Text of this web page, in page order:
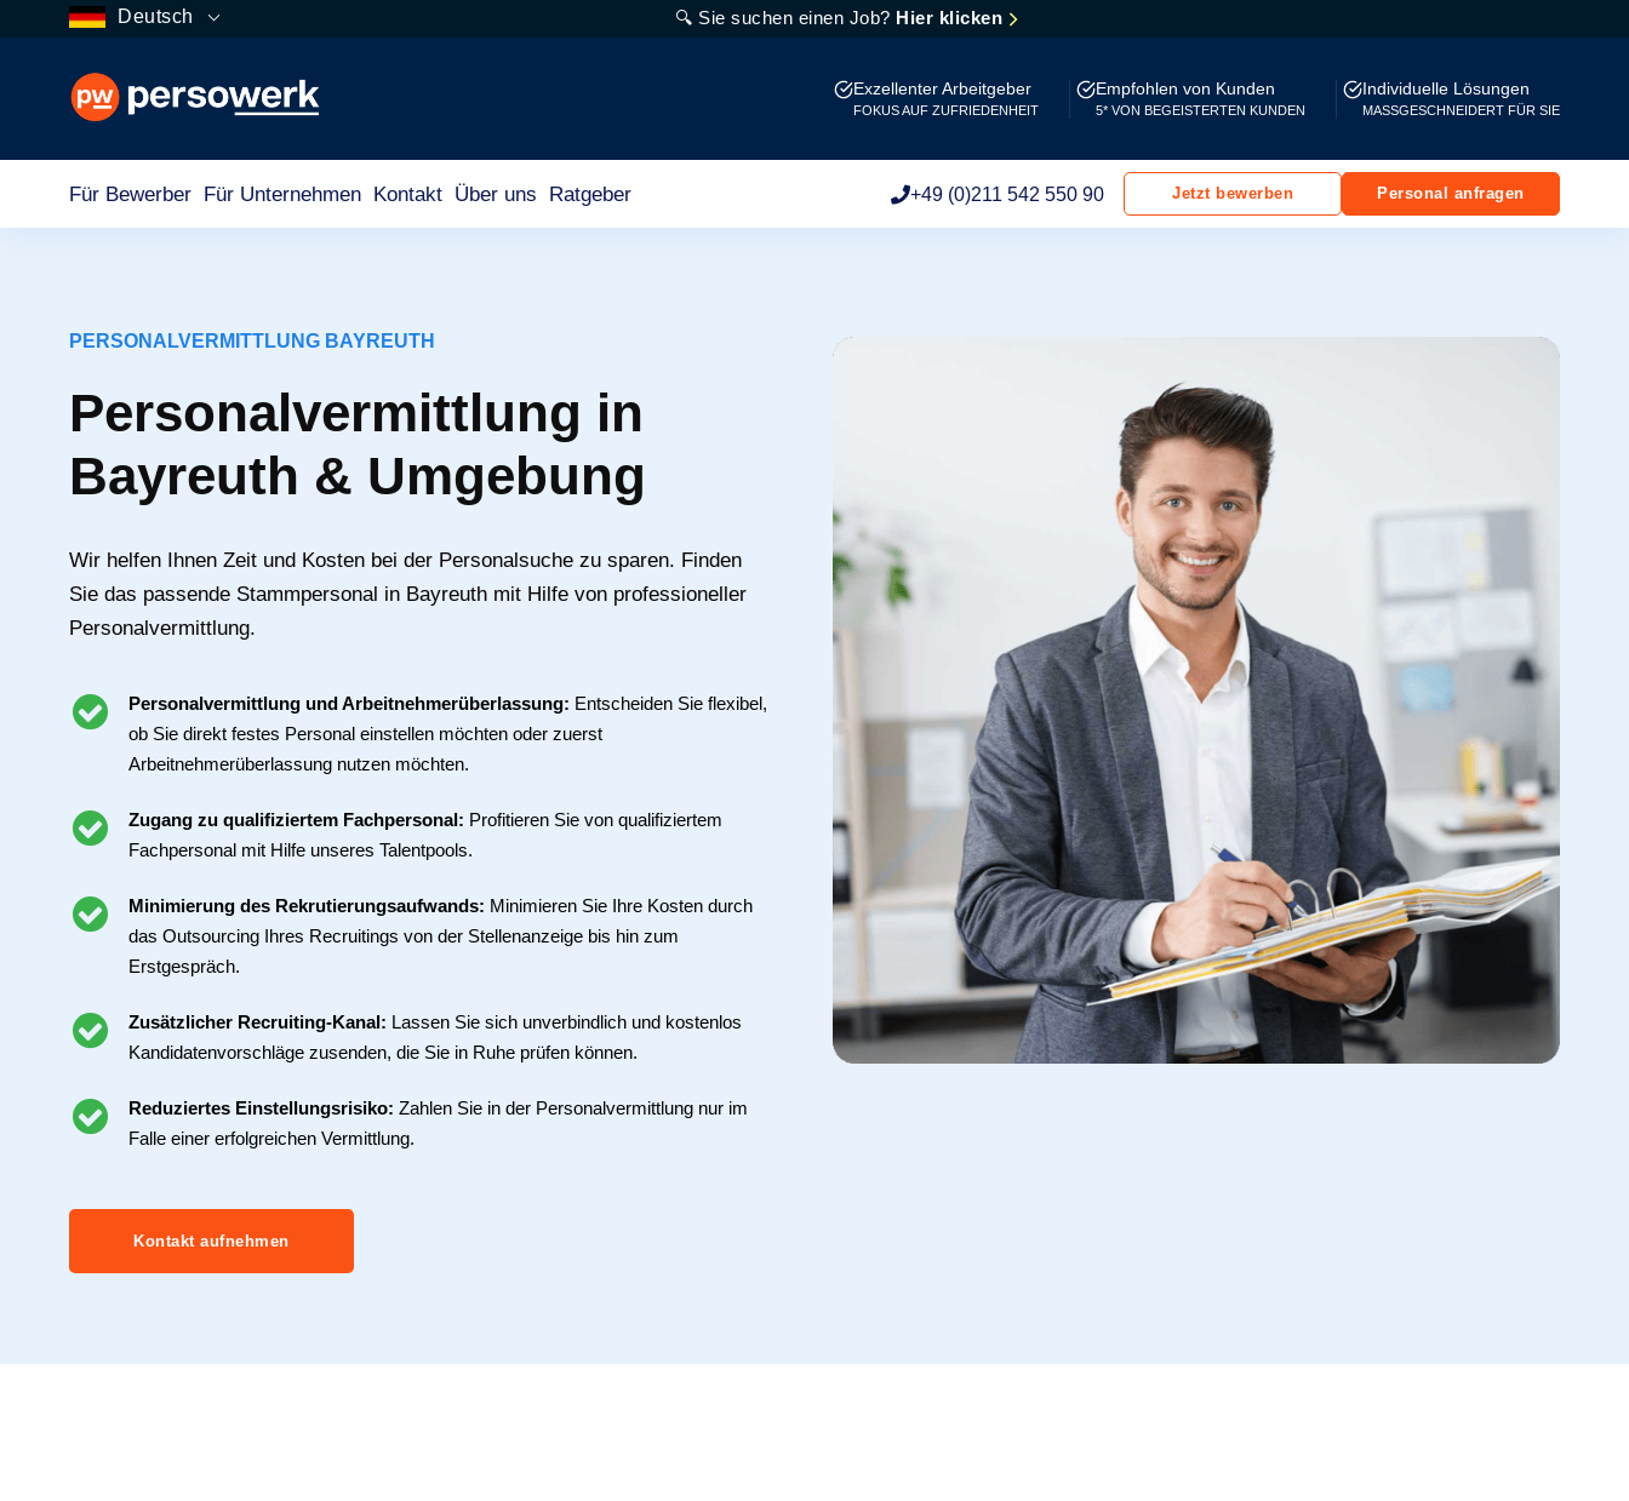
Deutsch 🔍 Sie suchen einen Job? Hier klicken
Exzellenter Arbeitgeber
FOKUS AUF ZUFRIEDENHEIT
Empfohlen von Kunden
5* VON BEGEISTERTEN KUNDEN
Individuelle Lösungen
MASSGESCHNEIDERT FÜR SIE
Für Bewerber Für Unternehmen Kontakt Über uns Ratgeber +49 (0)211 542 550 90 Jetzt bewerben Personal anfragen
PERSONALVERMITTLUNG BAYREUTH
Personalvermittlung in
Bayreuth & Umgebung
Wir helfen Ihnen Zeit und Kosten bei der Personalsuche zu sparen. Finden
Sie das passende Stammpersonal in Bayreuth mit Hilfe von professioneller
Personalvermittlung.
Personalvermittlung und Arbeitnehmerüberlassung: Entscheiden Sie flexibel,
ob Sie direkt festes Personal einstellen möchten oder zuerst
Arbeitnehmerüberlassung nutzen möchten.
Zugang zu qualifiziertem Fachpersonal: Profitieren Sie von qualifiziertem
Fachpersonal mit Hilfe unseres Talentpools.
Minimierung des Rekrutierungsaufwands: Minimieren Sie Ihre Kosten durch
das Outsourcing Ihres Recruitings von der Stellenanzeige bis hin zum
Erstgespräch.
Zusätzlicher Recruiting-Kanal: Lassen Sie sich unverbindlich und kostenlos
Kandidatenvorschläge zusenden, die Sie in Ruhe prüfen können.
Reduziertes Einstellungsrisiko: Zahlen Sie in der Personalvermittlung nur im
Falle einer erfolgreichen Vermittlung.
Kontakt aufnehmen